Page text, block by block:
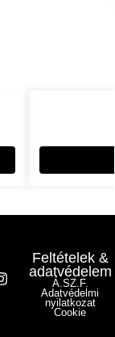
Feltételek &
adatvédelem
Á.SZ.F.
Adatvédelmi
nyilatkozat
Cookie